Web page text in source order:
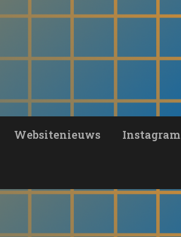
Websitenieuws Instagram